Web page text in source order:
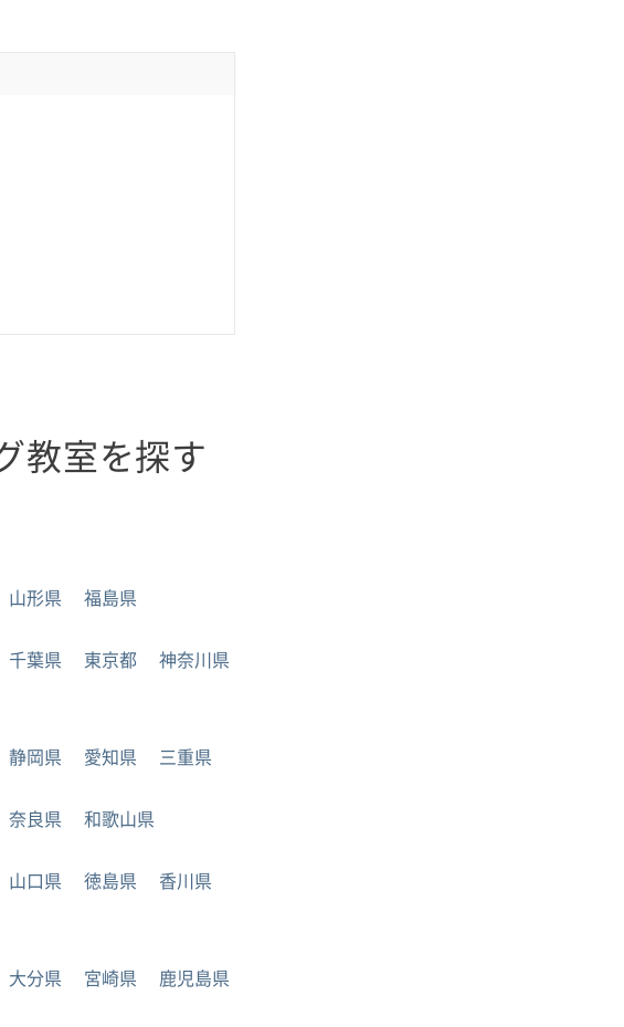
教室を探す
山形県 福島県
千葉県 東京都
神奈川県
静岡県 愛知県 三重県
奈良県 和歌山県
山口県 徳島県
香川県
大分県 宮崎県
鹿児島県